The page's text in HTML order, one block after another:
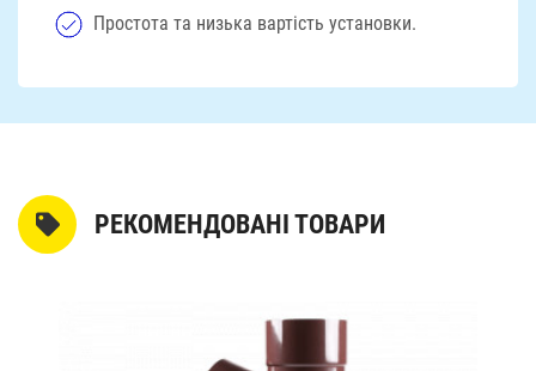
Простота та низька вартість установки.
РЕКОМЕНДОВАНІ ТОВАРИ